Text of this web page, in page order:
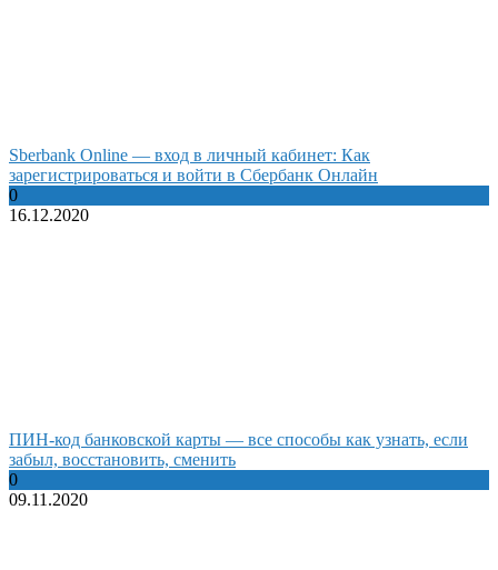
Sberbank Online — вход в личный кабинет: Как
зарегистрироваться и войти в Сбербанк Онлайн
0
16.12.2020
ПИН-код банковской карты — все способы как узнать, если
забыл, восстановить, сменить
0
09.11.2020